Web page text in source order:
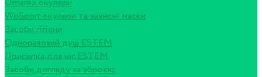
Umarex окуляри
WoSport окуляри та захисні маски
Засоби гігієни
Одноразовий душ ESTEM
Присипка для ніг ESTEM
Засоби догляду за зброєю